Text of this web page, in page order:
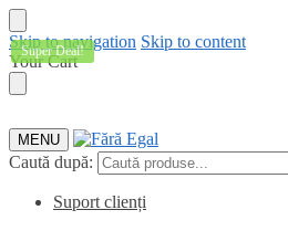
Skip to navigation Skip to content
Your Cart
MENU
Caută după:
Suport clienți
Super Deal!